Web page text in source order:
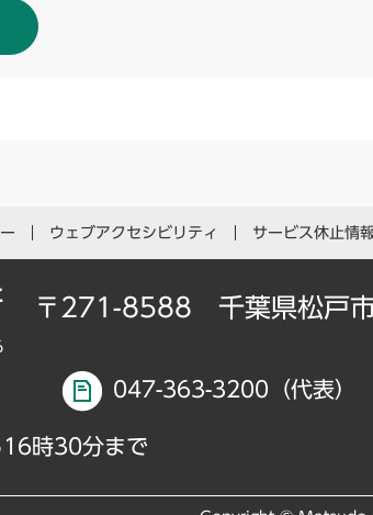
ウェブアクセシビリティ サービス休止情報
〒271-8588 千葉県松戸
047-363-3200（代表）
16時30分まで